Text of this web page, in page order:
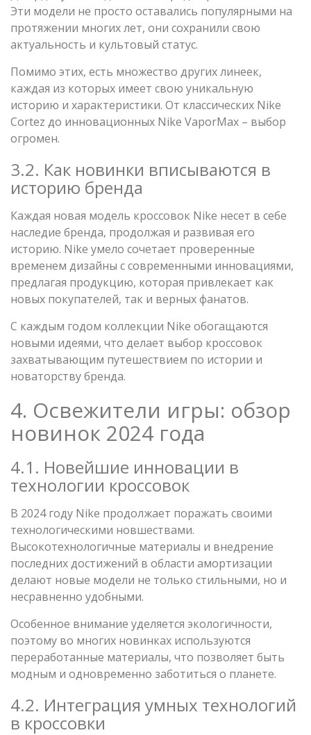
Эти модели не просто оставались популярными на
протяжении многих лет, они сохранили свою
актуальность и культовый статус.
Помимо этих, есть множество других линеек,
каждая из которых имеет свою уникальную
историю и характеристики. От классических Nike
Cortez до инновационных Nike VaporMax – выбор
огромен.
3.2. Как новинки вписываются в
историю бренда
Каждая новая модель кроссовок Nike несет в себе
наследие бренда, продолжая и развивая его
историю. Nike умело сочетает проверенные
временем дизайны с современными инновациями,
предлагая продукцию, которая привлекает как
новых покупателей, так и верных фанатов.
С каждым годом коллекции Nike обогащаются
новыми идеями, что делает выбор кроссовок
захватывающим путешествием по истории и
новаторству бренда.
4. Освежители игры: обзор
новинок 2024 года
4.1. Новейшие инновации в
технологии кроссовок
В 2024 году Nike продолжает поражать своими
технологическими новшествами.
Высокотехнологичные материалы и внедрение
последних достижений в области амортизации
делают новые модели не только стильными, но и
несравненно удобными.
Особенное внимание уделяется экологичности,
поэтому во многих новинках используются
переработанные материалы, что позволяет быть
модным и одновременно заботиться о планете.
4.2. Интеграция умных технологий
в кроссовки